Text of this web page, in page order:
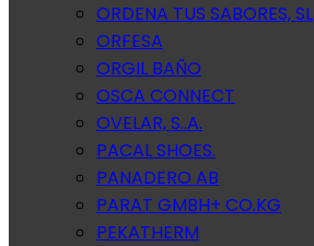
ORDENA TUS SABORES, SL
ORFESA
ORGIL BAÑO
OSCA CONNECT
OVELAR, S..A.
PACAL SHOES.
PANADERO AB
PARAT GMBH+ CO.KG
PEKATHERM